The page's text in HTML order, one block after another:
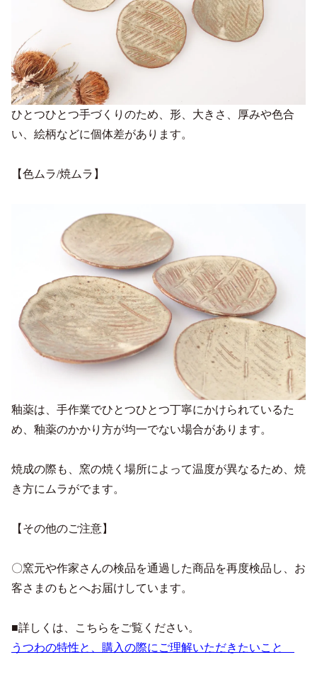
ひとつひとつ手づくりのため、形、大きさ、厚みや色合
い、絵柄などに個体差があります。
【色ムラ/焼ムラ】
釉薬は、手作業でひとつひとつ丁寧にかけられているた
め、釉薬のかかり方が均一でない場合があります。
焼成の際も、窯の焼く場所によって温度が異なるため、焼
き方にムラがでます。
【その他のご注意】
〇窯元や作家さんの検品を通過した商品を再度検品し、お
客さまのもとへお届けしています。
■詳しくは、こちらをご覧ください。
うつわの特性と、購入の際にご理解いただきたいこと